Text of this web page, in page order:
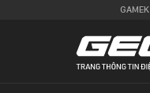
GAMEK